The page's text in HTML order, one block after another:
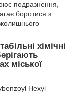
подразнення,
боротися з
хімічні
міської
Hexyl